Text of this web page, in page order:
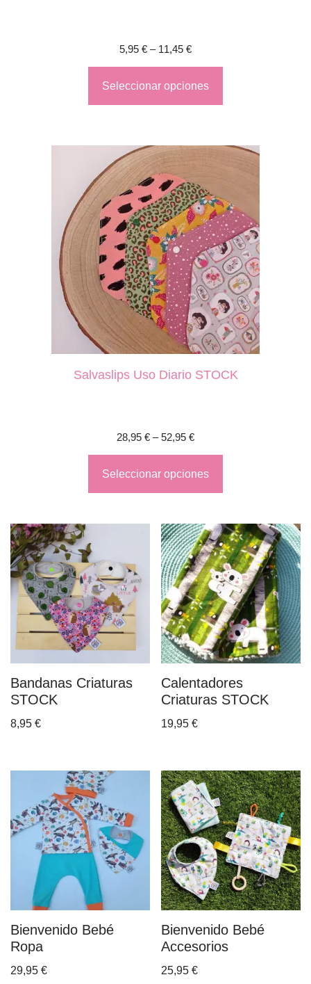
5,95 € – 11,45 €
Seleccionar opciones
Salvaslips Uso Diario STOCK
28,95 € – 52,95 €
Seleccionar opciones
Bandanas Criaturas
STOCK
8,95 €
Calentadores
Criaturas STOCK
19,95€
Bienvenido Bebé
Ropa
29,95 €
Bienvenido Bebé
Accesorios
25,95€